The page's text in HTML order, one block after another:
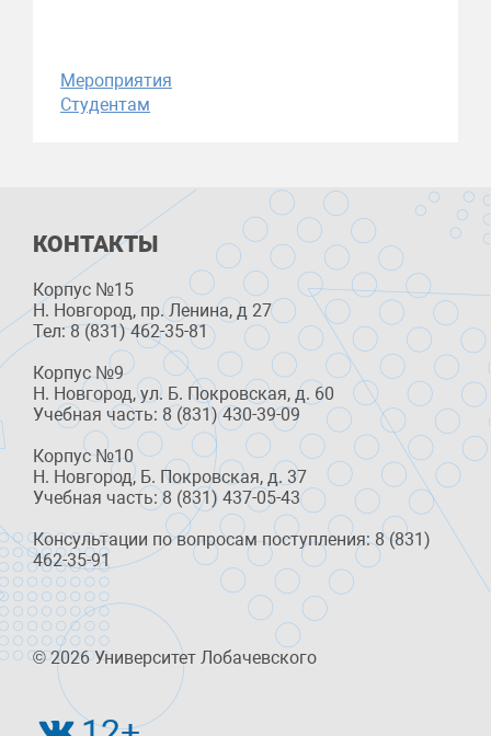
Мероприятия
Студентам
КОНТАКТЫ
Корпус №15
Н. Новгород, пр. Ленина, д 27
Тел: 8 (831) 462-35-81
Корпус №9
Н. Новгород, ул. Б. Покровская, д. 60
Учебная часть: 8 (831) 430-39-09
Корпус №10
Н. Новгород, Б. Покровская, д. 37
Учебная часть: 8 (831) 437-05-43
Консультации по вопросам поступления: 8 (831)
462-35-91
© 2026 Университет Лобачевского